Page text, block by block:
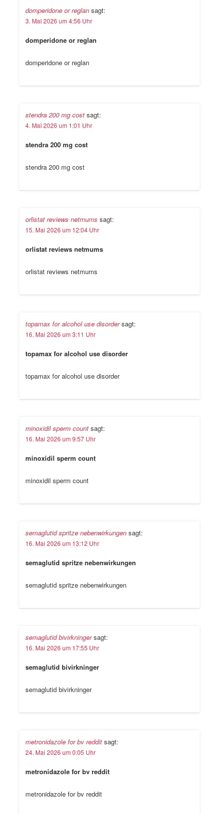
domperidone or reglan sagt:
3. Mai 2026 um 4:56 Uhr
domperidone or reglan
domperidone or reglan
stendra 200 mg cost sagt:
4. Mai 2026 um 1:01 Uhr
stendra 200 mg cost
stendra 200 mg cost
orlistat reviews netmums sagt:
15. Mai 2026 um 12:04 Uhr
orlistat reviews netmums
orlistat reviews netmums
topamax for alcohol use disorder sagt:
16. Mai 2026 um 3:11 Uhr
topamax for alcohol use disorder
topamax for alcohol use disorder
minoxidil sperm count sagt:
16. Mai 2026 um 9:57 Uhr
minoxidil sperm count
minoxidil sperm count
semaglutid spritze nebenwirkungen sagt:
16. Mai 2026 um 13:12 Uhr
semaglutid spritze nebenwirkungen
semaglutid spritze nebenwirkungen
semaglutid bivirkninger sagt:
16. Mai 2026 um 17:55 Uhr
semaglutid bivirkninger
semaglutid bivirkninger
metronidazole for bv reddit sagt:
24. Mai 2026 um 0:05 Uhr
metronidazole for bv reddit
metronidazole for bv reddit